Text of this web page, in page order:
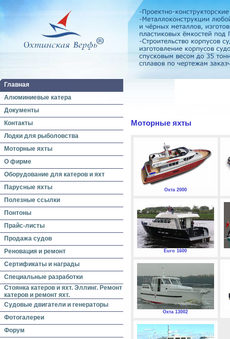
Главная
Алюминиевые катера
Документы
Контакты
Лодки для рыболовства
Моторные яхты
О фирме
Оборудование для катеров и яхт
Парусные яхты
Полезные ссылки
Понтоны
Прайс-листы
Продажа судов
Реновация и ремонт
Сертификаты и награды
Специальные разработки
Стоянка катеров и яхт. Эллинг. Ремонт
катеров и ремонт яхт.
Судовые двигатели и генераторы
Фотогалереи
Форум
Моторные яхты
Охта 2000
Euro 1600
Охта 13002